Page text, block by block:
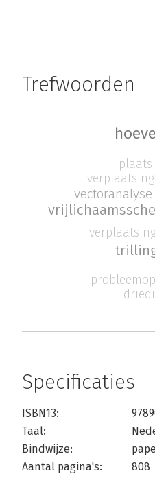
Trefwoorden
vectoranalyse
verplaatsing
plaats
Specificaties
ISBN13:
Taal:
Bindwijze:
Aantal pagina's:
808